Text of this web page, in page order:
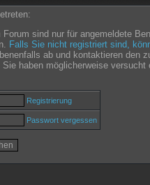
sind nur für angemeldete
Falls Sie nicht registriert sind,
ab und kontaktieren den
haben möglicherweise
Registrierung
Passwort vergessen